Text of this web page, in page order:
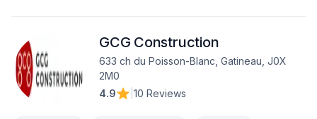
GCG Construction
633 ch du Poisson-Blanc, Gatineau, J0X
2M0
4.9
10 Reviews